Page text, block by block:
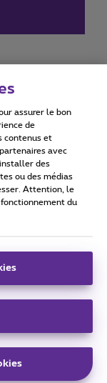
statement
assurer le bon
de
contenus et
avec
des
ou des médias
Attention, le
du